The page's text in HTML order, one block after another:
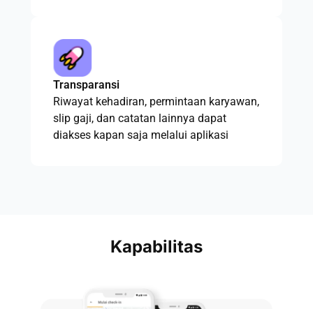
Transparansi
Riwayat kehadiran, permintaan karyawan,
slip gaji, dan catatan lainnya dapat
diakses kapan saja melalui aplikasi
Kapabilitas